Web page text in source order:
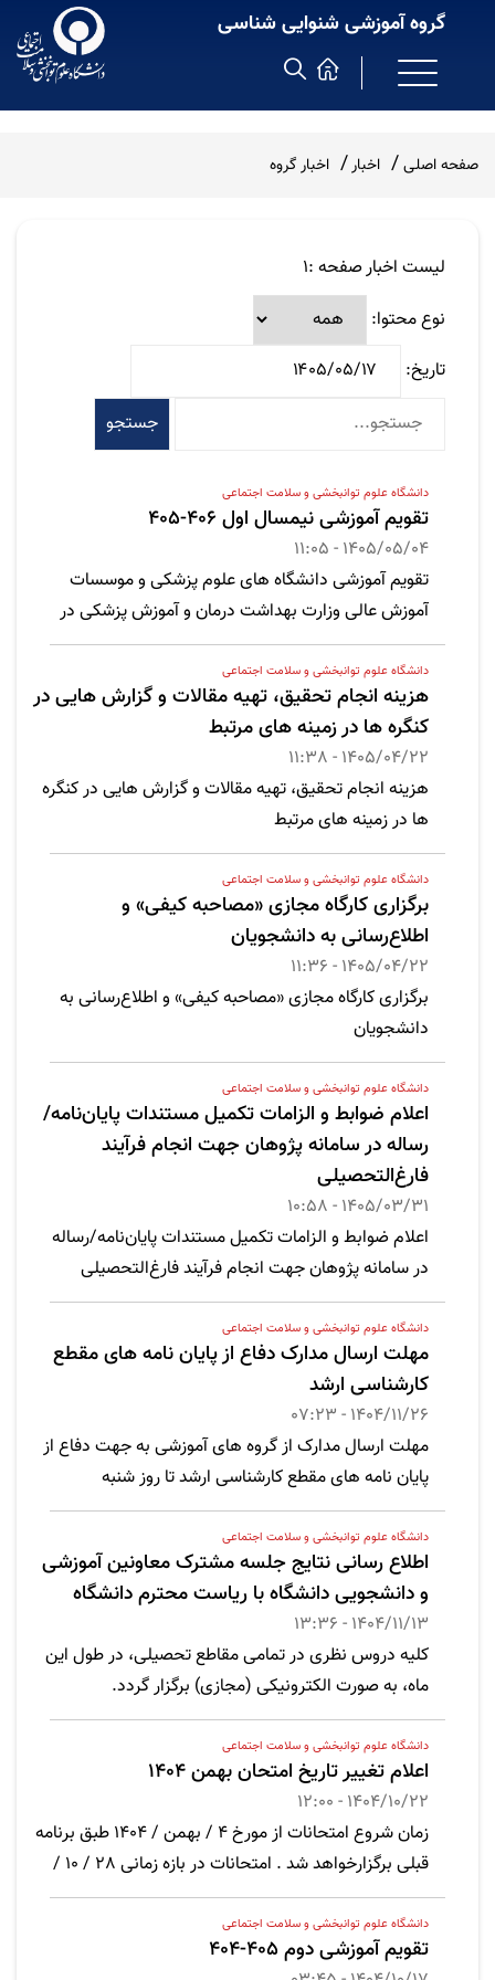
گروه آموزشی شنوایی شناسی
صفحه اصلی اخبار اخبار گروه
لیست اخبار صفحه :1
نوع محتوا:
تاریخ:
جستجو
دانشگاه علوم توانبخشی و سلامت اجتماعی
تقویم آموزشی نیمسال اول 406-405
1405/05/04 - 11:05
تقویم آموزشی دانشگاه های علوم پزشکی و موسسات
آموزش عالی وزارت بهداشت درمان و آموزش پزشکی در
نیمسال اول سال تحصیلی 406-405
دانشگاه علوم توانبخشی و سلامت اجتماعی
هزینه انجام تحقیق، تهیه مقالات و گزارش هایی در
کنگره ها در زمینه های مرتبط
1405/04/22 - 11:38
هزینه انجام تحقیق، تهیه مقالات و گزارش هایی در کنگره
ها در زمینه های مرتبط
دانشگاه علوم توانبخشی و سلامت اجتماعی
برگزاری کارگاه مجازی «مصاحبه کیفی» و
اطلاع‌رسانی به دانشجویان
1405/04/22 - 11:36
برگزاری کارگاه مجازی «مصاحبه کیفی» و اطلاع‌رسانی به
دانشجویان
دانشگاه علوم توانبخشی و سلامت اجتماعی
اعلام ضوابط و الزامات تکمیل مستندات پایان‌نامه/
رساله در سامانه پژوهان جهت انجام فرآیند
فارغ‌التحصیلی
1405/03/31 - 10:58
اعلام ضوابط و الزامات تکمیل مستندات پایان‌نامه/رساله
در سامانه پژوهان جهت انجام فرآیند فارغ‌التحصیلی
دانشگاه علوم توانبخشی و سلامت اجتماعی
مهلت ارسال مدارک دفاع از پایان نامه های مقطع
کارشناسی ارشد
1404/11/26 - 07:23
مهلت ارسال مدارک از گروه های آموزشی به جهت دفاع از
پایان نامه های مقطع کارشناسی ارشد تا روز شنبه
مورخ 1404/12/02 اعلام می گردد
دانشگاه علوم توانبخشی و سلامت اجتماعی
اطلاع رسانی نتایج جلسه مشترک معاونین آموزشی
و دانشجویی دانشگاه با ریاست محترم دانشگاه
1404/11/13 - 13:36
کلیه دروس نظری در تمامی مقاطع تحصیلی، در طول این
ماه، به صورت الکترونیکی (مجازی) برگزار گردد.
دانشگاه علوم توانبخشی و سلامت اجتماعی
اعلام تغییر تاریخ امتحان بهمن 1404
1404/10/22 - 12:00
زمان شروع امتحانات از مورخ 4 / بهمن / 1404 طبق برنامه
قبلی برگزارخواهد شد . امتحانات در بازه زمانی 28 / 10 /
/ 1404 موکول خواهد شد.
دانشگاه علوم توانبخشی و سلامت اجتماعی
تقویم آموزشی دوم 405-404